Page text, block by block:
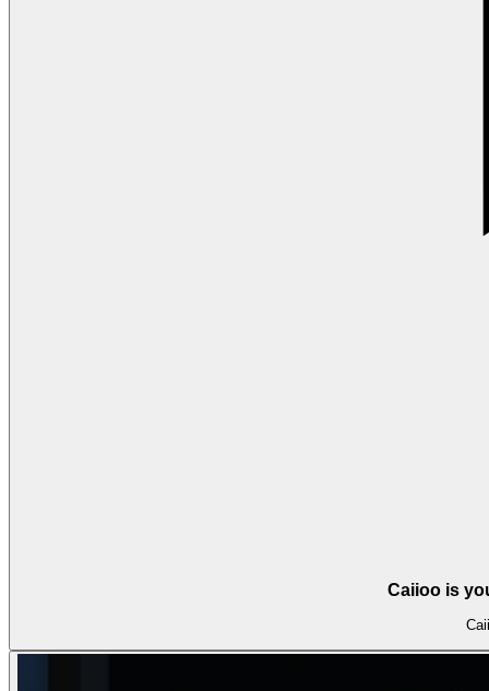
Caiioo is